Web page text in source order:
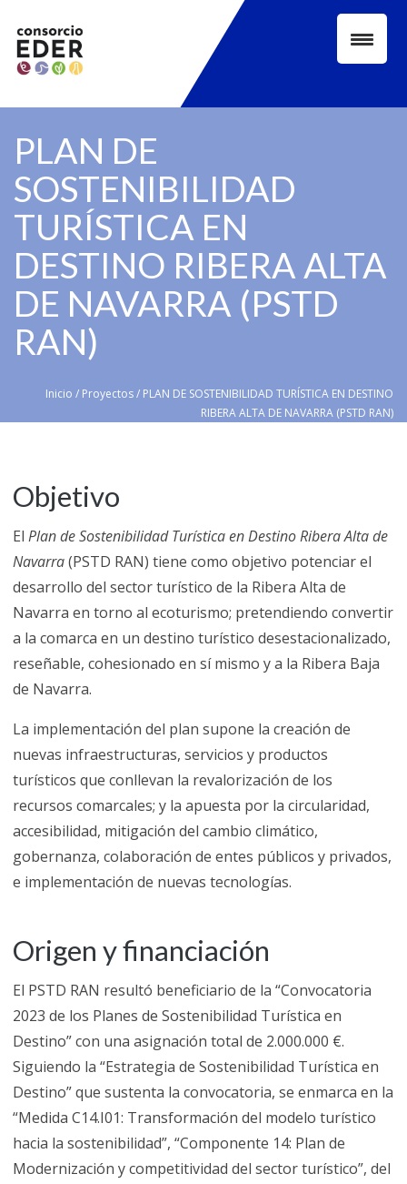
content
PLAN DE
SOSTENIBILIDAD
TURÍSTICA EN
DESTINO RIBERA ALTA
DE NAVARRA (PSTD
RAN)
Inicio / Proyectos/ PLAN DE SOSTENIBILIDAD TURÍSTICA EN DESTINO
RIBERA ALTA DE NAVARRA (PSTD RAN)
Objetivo
El Plan de Sostenibilidad Turística en Destino Ribera Alta de
Navarra(PSTD RAN) tiene como objetivo potenciar el
desarrollo del sector turístico de la Ribera Alta de
Navarra en torno al ecoturismo; pretendiendo convertir
a la comarca en un destino turístico desestacionalizado,
reseñable, cohesionado en sí mismo y a la Ribera Baja
de Navarra.
La implementación del plan supone la creación de
nuevas infraestructuras, servicios y productos
turísticos que conllevan la revalorización de los
recursos comarcales; y la apuesta por la circularidad,
accesibilidad, mitigación del cambio climático,
gobernanza, colaboración de entes públicos y privados,
e implementación de nuevas tecnologías.
Origen y financiación
El PSTD RAN resultó beneficiario de la “Convocatoria
2023 de los Planes de Sostenibilidad Turística en
Destino” con una asignación total de 2.000.000 €.
Siguiendo la “Estrategia de Sostenibilidad Turística en
Destino” que sustenta la convocatoria, se enmarca en la
“Medida C14.I01: Transformación del modelo turístico
hacia la sostenibilidad”, “Componente 14: Plan de
Modernización y competitividad del sector turístico”, del